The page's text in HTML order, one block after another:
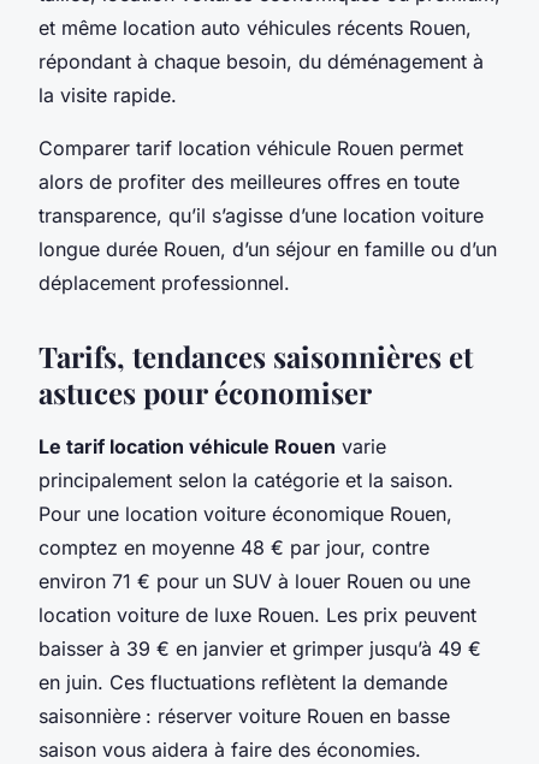
et même location auto véhicules récents Rouen,
répondant à chaque besoin, du déménagement à
la visite rapide.
Comparer tarif location véhicule Rouen permet
alors de profiter des meilleures offres en toute
transparence, qu’il s’agisse d’une location voiture
longue durée Rouen, d’un séjour en famille ou d’un
déplacement professionnel.
Tarifs, tendances saisonnières et
astuces pour économiser
Le tarif location véhicule Rouen varie
principalement selon la catégorie et la saison.
Pour une location voiture économique Rouen,
comptez en moyenne 48 € par jour, contre
environ 71 € pour un SUV à louer Rouen ou une
location voiture de luxe Rouen. Les prix peuvent
baisser à 39 € en janvier et grimper jusqu’à 49 €
en juin. Ces fluctuations reflètent la demande
saisonnière : réserver voiture Rouen en basse
saison vous aidera à faire des économies.